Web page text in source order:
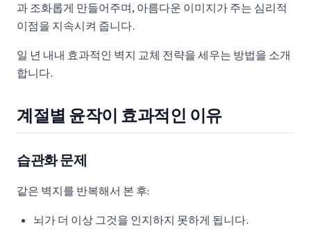
과 조화롭게 만들어주며, 아름다운 이미지가 주는 심리적
이점을 지속시켜 줍니다.
일 년 내내 효과적인 벽지 교체 전략을 세우는 방법을 소개
합니다.
계절별 윤작이 효과적인 이유
습관화 문제
같은 벽지를 반복해서 본 후:
뇌가 더 이상 그것을 인지하지 못하게 됩니다.